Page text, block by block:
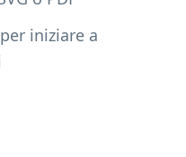
iniziare a